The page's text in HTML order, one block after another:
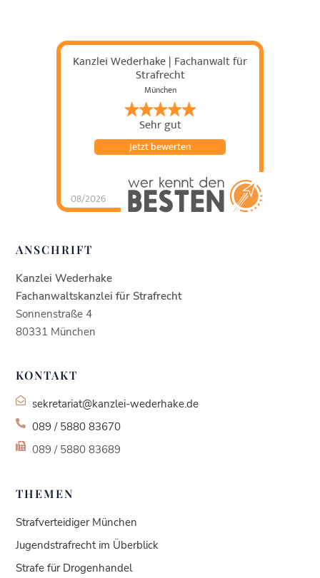
Kanzlei Wederhake | Fachanwalt für
Strafrecht
München
Sehr gut
08/2026
Jetzt bewerten
Kanzlei Wederhake |
Fachanwalt für
ANSCHRIFT
Kanzlei Wederhake
Fachanwaltskanzlei für Strafrecht
Sonnenstraße 4
80331 München
KONTAKT
sekretariat@kanzlei-wederhake.de
089 / 5880 83670
089 / 5880 83689
THEMEN
Strafverteidiger München
Jugendstrafrecht im Überblick
Strafe für Drogenhandel